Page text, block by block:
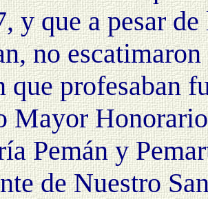
y que a pesar
no
que profesaban
Mayor
Pemán y
de Nuestro